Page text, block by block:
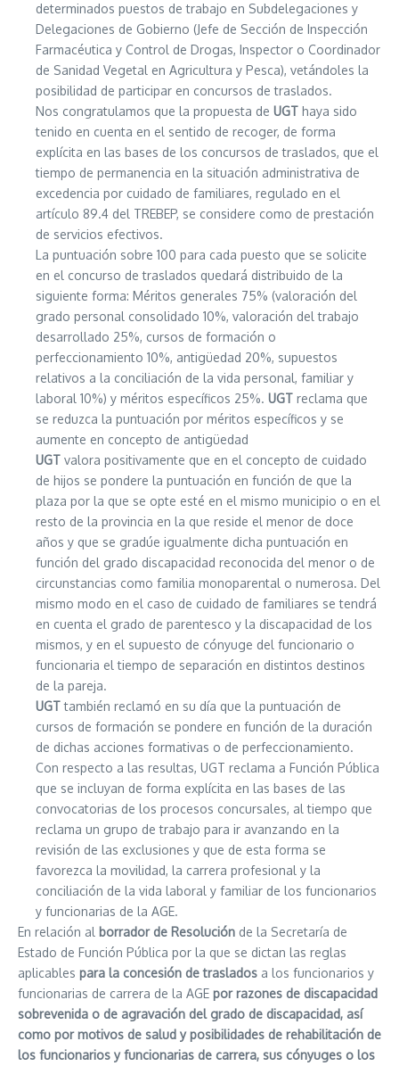
determinados puestos de trabajo en Subdelegaciones y
Delegaciones de Gobierno (Jefe de Sección de Inspección
Farmacéutica y Control de Drogas, Inspector o Coordinador
de Sanidad Vegetal en Agricultura y Pesca), vetándoles la
posibilidad de participar en concursos de traslados.
Nos congratulamos que la propuesta de UGT haya sido
tenido en cuenta en el sentido de recoger, de forma
explícita en las bases de los concursos de traslados, que el
tiempo de permanencia en la situación administrativa de
excedencia por cuidado de familiares, regulado en el
artículo 89.4 del TREBEP, se considere como de prestación
de servicios efectivos.
La puntuación sobre 100 para cada puesto que se solicite
en el concurso de traslados quedará distribuido de la
siguiente forma: Méritos generales 75% (valoración del
grado personal consolidado 10%, valoración del trabajo
desarrollado 25%, cursos de formación o
perfeccionamiento 10%, antigüedad 20%, supuestos
relativos a la conciliación de la vida personal, familiar y
laboral 10%) y méritos específicos 25%. UGT reclama que
se reduzca la puntuación por méritos específicos y se
aumente en concepto de antigüedad
UGT valora positivamente que en el concepto de cuidado
de hijos se pondere la puntuación en función de que la
plaza por la que se opte esté en el mismo municipio o en el
resto de la provincia en la que reside el menor de doce
años y que se gradúe igualmente dicha puntuación en
función del grado discapacidad reconocida del menor o de
circunstancias como familia monoparental o numerosa. Del
mismo modo en el caso de cuidado de familiares se tendrá
en cuenta el grado de parentesco y la discapacidad de los
mismos, y en el supuesto de cónyuge del funcionario o
funcionaria el tiempo de separación en distintos destinos
de la pareja.
UGTtambién reclamó en su día que la puntuación de
cursos de formación se pondere en función de la duración
de dichas acciones formativas o de perfeccionamiento.
Con respecto a las resultas, UGT reclama a Función Pública
que se incluyan de forma explícita en las bases de las
convocatorias de los procesos concursales, al tiempo que
reclama un grupo de trabajo para ir avanzando en la
revisión de las exclusiones y que de esta forma se
favorezca la movilidad, la carrera profesional y la
conciliación de la vida laboral y familiar de los funcionarios
y funcionarias de la AGE.
En relación al borrador de Resolución de la Secretaría de
Estado de Función Pública por la que se dictan las reglas
aplicables para la concesión de traslados a los funcionarios y
funcionarias de carrera de la AGE por razones de discapacidad
sobrevenida o de agravación del grado de discapacidad, así
como por motivos de salud y posibilidades de rehabilitación de
los funcionarios y funcionarias de carrera, sus cónyuges o los